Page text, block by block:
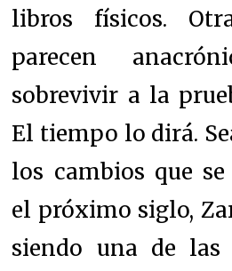
libros físicos.
parecen
sobrevivir a la
El tiempo lo dirá.
los cambios que
el próximo siglo,
siendo una de las